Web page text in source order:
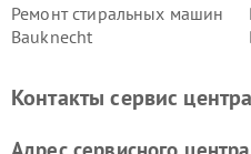
Ремонт стиральных машин
Bauknecht
Контакты сервис центра